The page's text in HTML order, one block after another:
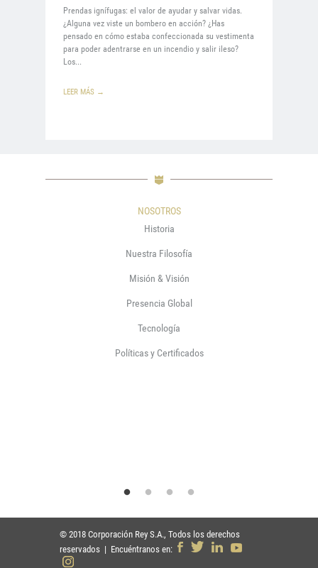
Prendas ignífugas: el valor de ayudar y salvar vidas.
¿Alguna vez viste un bombero en acción? ¿Has
pensado en cómo estaba confeccionada su vestimenta
para poder adentrarse en un incendio y salir ileso?
Los...
LEER MÁS →
NOSOTROS
Historia
Nuestra Filosofía
Misión & Visión
Presencia Global
Tecnología
Políticas y Certificados
© 2018 Corporación Rey S.A., Todos los derechos
reservados | Encuéntranos en: